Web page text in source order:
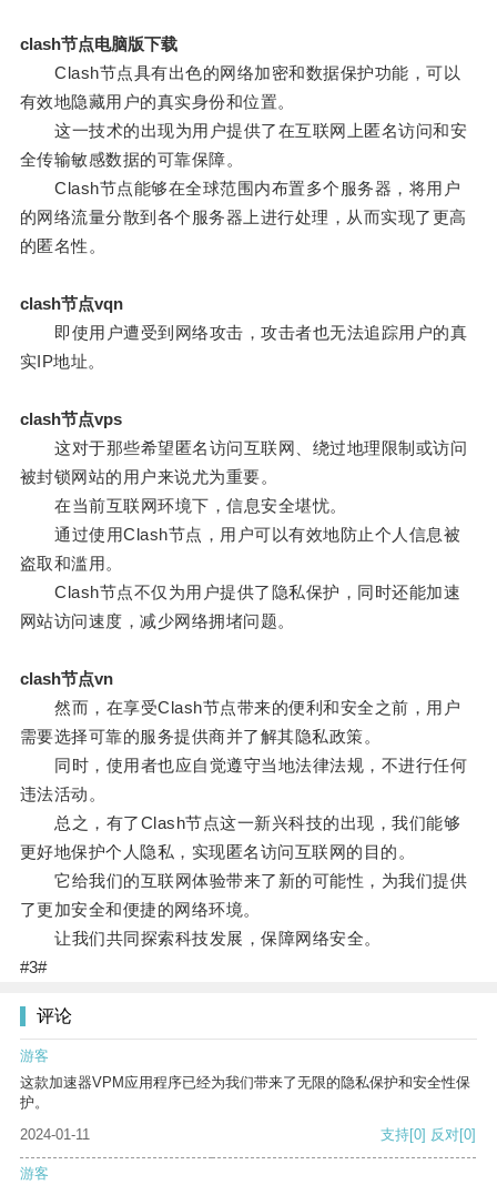
clash节点电脑版下载
Clash节点具有出色的网络加密和数据保护功能，可以
有效地隐藏用户的真实身份和位置。
这一技术的出现为用户提供了在互联网上匿名访问和安
全传输敏感数据的可靠保障。
Clash节点能够在全球范围内布置多个服务器，将用户
的网络流量分散到各个服务器上进行处理，从而实现了更高
的匿名性。
clash节点vqn
即使用户遭受到网络攻击，攻击者也无法追踪用户的真
实IP地址。
clash节点vps
这对于那些希望匿名访问互联网、绕过地理限制或访问
被封锁网站的用户来说尤为重要。
在当前互联网环境下，信息安全堪忧。
通过使用Clash节点，用户可以有效地防止个人信息被
盗取和滥用。
Clash节点不仅为用户提供了隐私保护，同时还能加速
网站访问速度，减少网络拥堵问题。
clash节点vn
然而，在享受Clash节点带来的便利和安全之前，用户
需要选择可靠的服务提供商并了解其隐私政策。
同时，使用者也应自觉遵守当地法律法规，不进行任何
违法活动。
总之，有了Clash节点这一新兴科技的出现，我们能够
更好地保护个人隐私，实现匿名访问互联网的目的。
它给我们的互联网体验带来了新的可能性，为我们提供
了更加安全和便捷的网络环境。
让我们共同探索科技发展，保障网络安全。
#3#
评论
游客
这款加速器VPM应用程序已经为我们带来了无限的隐私保护和安全性保
护。
2024-01-11
支持[0] 反对[0]
游客